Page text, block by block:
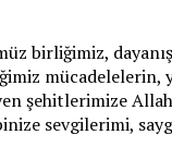
birliğimiz,
mücadelelerin,
şehitlerimize
sevgilerimi,